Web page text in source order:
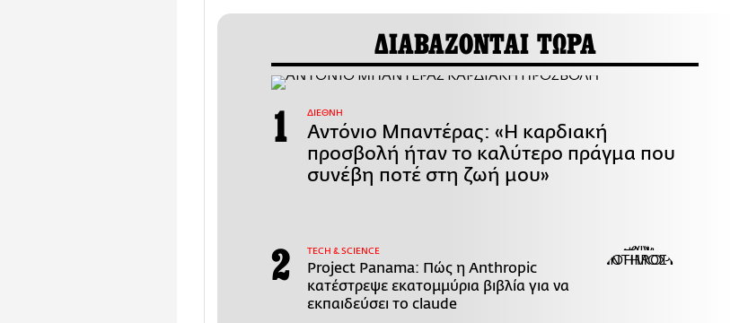
ΔΙΑΒΑΖΟΝΤΑΙ ΤΩΡΑ
ΔΙΕΘΝΗ
Αντόνιο Μπαντέρας: «Η καρδιακή
προσβολή ήταν το καλύτερο πράγμα που
συνέβη ποτέ στη ζωή μου»
ΤECH & SCIENCE
Project Panama: Πώς η Anthropic
κατέστρεψε εκατομμύρια βιβλία για να
εκπαιδεύσει το claude